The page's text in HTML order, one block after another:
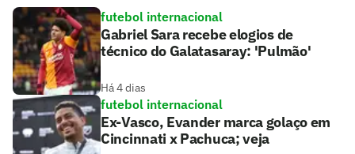
futebol internacional
Gabriel Sara recebe elogios de
técnico do Galatasaray: 'Pulmão'
Há 4 dias
futebol internacional
Ex-Vasco, Evander marca golaço em
Cincinnati x Pachuca; veja